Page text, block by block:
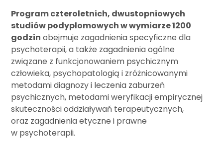
Program czteroletnich, dwustopniowych
studiów podyplomowych w wymiarze 1200
godzin obejmuje zagadnienia specyficzne dla
psychoterapii, a także zagadnienia ogólne
związane z funkcjonowaniem psychicznym
człowieka, psychopatologią i zróżnicowanymi
metodami diagnozy i leczenia zaburzeń
psychicznych, metodami weryfikacji empirycznej
skuteczności oddziaływań terapeutycznych,
oraz zagadnienia etyczne i prawne
w psychoterapii.